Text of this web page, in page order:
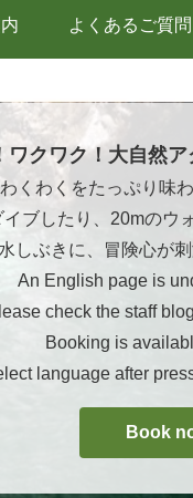
よくあるご質問
ワクワク！大自然
くわくをたっぷり味
ブしたり、20mのウ
しぶきに、冒険心が
An English page is
check the staff
Booking is
language after
Book